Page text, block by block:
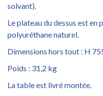
solvant).
Le plateau du dessus est
polyuréthane naturel.
Dimensions hors tout : H
Poids : 31,2 kg
La table est livré montée.